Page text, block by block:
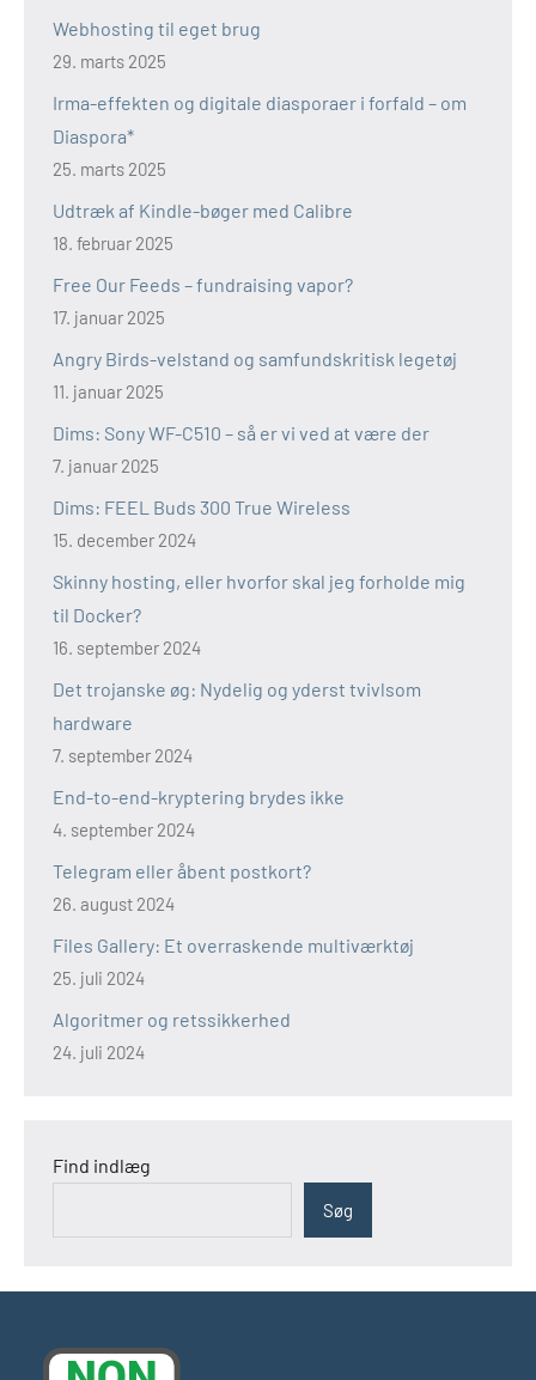
Webhosting til eget brug
29. marts 2025
Irma-effekten og digitale diasporaer i forfald – om
Diaspora*
25. marts 2025
Udtræk af Kindle-bøger med Calibre
18. februar 2025
Free Our Feeds – fundraising vapor?
17. januar 2025
Angry Birds-velstand og samfundskritisk legetøj
11. januar 2025
Dims: Sony WF-C510 – så er vi ved at være der
7. januar 2025
Dims: FEEL Buds 300 True Wireless
15. december 2024
Skinny hosting, eller hvorfor skal jeg forholde mig
til Docker?
16. september 2024
Det trojanske øg: Nydelig og yderst tvivlsom
hardware
7. september 2024
End-to-end-kryptering brydes ikke
4. september 2024
Telegram eller åbent postkort?
26. august 2024
Files Gallery: Et overraskende multiværktøj
25. juli 2024
Algoritmer og retssikkerhed
24. juli 2024
Find indlæg
Søg